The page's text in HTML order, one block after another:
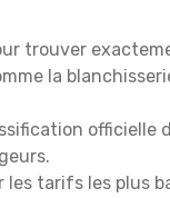
trouver
la
les tarifs les plus